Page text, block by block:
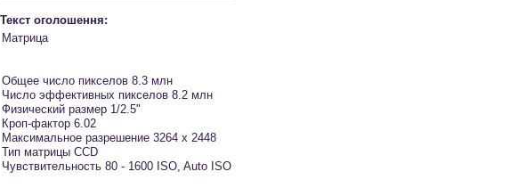
Текст оголошення:
Матрица
Общее число пикселов 8.3 млн
Число эффективных пикселов 8.2 млн
Физический размер 1/2.5"
Кроп-фактор 6.02
Максимальное разрешение 3264 x 2448
Тип матрицы СCD
Чувствительность 80 - 1600 ISO, Auto ISO